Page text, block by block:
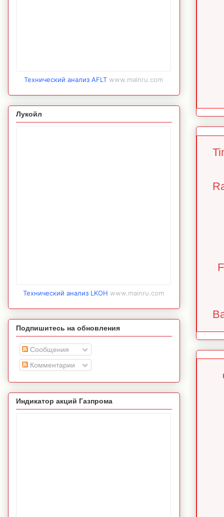
Технический анализ AFLT www.mainru.com
Лукойл
Технический анализ LKOH www.mainru.com
Подпишитесь на обновления
Сообщения
Комментарии
Индикатор акций Газпрома